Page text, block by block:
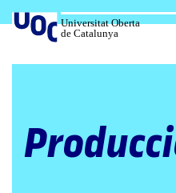
al
contenido
Universitat Oberta
de Catalunya